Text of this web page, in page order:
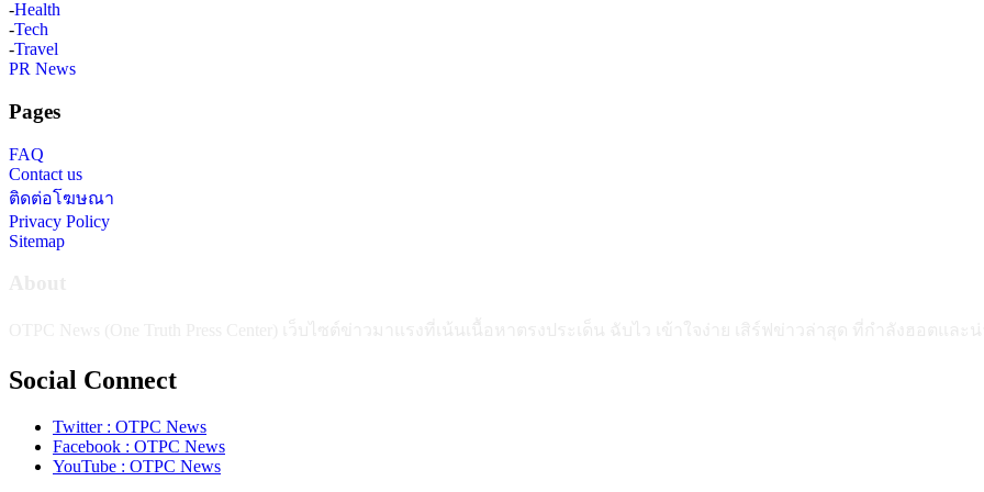
-Health
-Tech
-Travel
PR News
Pages
FAQ
Contact us
ติดต่อโฆษณา
Privacy Policy
Sitemap
Social Connect
Twitter : OTPC News
Facebook : OTPC News
YouTube : OTPC News